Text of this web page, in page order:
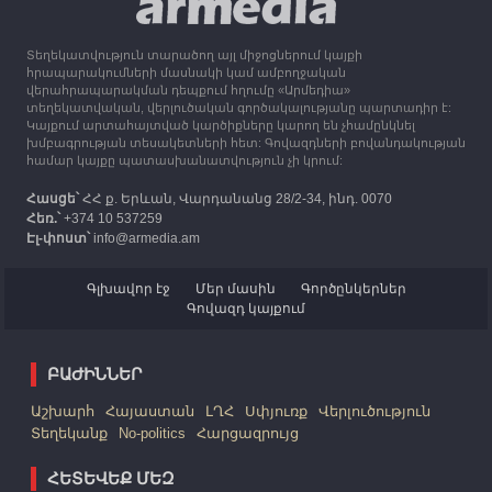
Ղարաբաղից բռնի տեղահանվածներին
12:25 30.09.2023
Հայաստան է ժամանել բռնի տեղահանված 100
հազար 417 արցախցի
Տեղեկատվություն տարածող այլ միջոցներում կայքի
հրապարակումների մասնակի կամ ամբողջական
վերահրապարակման դեպքում հղումը «Արմեդիա»
տեղեկատվական, վերլուծական գործակալությանը պարտադիր է:
Կայքում արտահայտված կարծիքները կարող են չհամընկնել
խմբագրության տեսակետների հետ: Գովազդների բովանդակության
համար կայքը պատասխանատվություն չի կրում:
Հասցե՝ՀՀ ք. Երևան, Վարդանանց 28/2-34, ինդ. 0070
Հեռ.՝+374 10 537259
Էլ-փոստ՝info@armedia.am
Գլխավոր էջ Մեր մասին
Գործընկերներ
Գովազդ կայքում
ԲԱԺԻՆՆԵՐ
Աշխարհ Հայաստան ԼՂՀ Սփյուռք
Վերլուծություն
Տեղեկանք
No-politics Հարցազրույց
ՀԵՏԵՎԵՔ ՄԵԶ